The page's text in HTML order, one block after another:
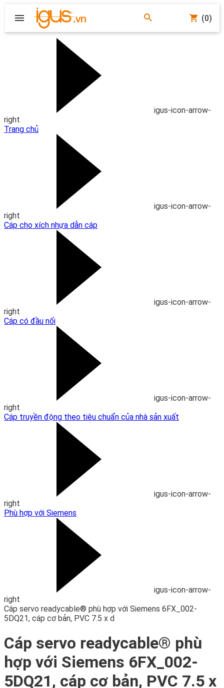
(0)
igus-icon-arrow-
right
Trang chủ
igus-icon-arrow-
right
Cáp cho xích nhựa dẫn cáp
igus-icon-arrow-
right
Cáp có đầu nối
igus-icon-arrow-
right
Cáp truyền động theo tiêu chuẩn của nhà sản xuất
igus-icon-arrow-
right
Phù hợp với Siemens
igus-icon-arrow-
right
Cáp servo readycable® phù hợp với Siemens 6FX_002-
5DQ21, cáp cơ bản, PVC 7.5 x d
Cáp servo readycable® phù
hợp với Siemens 6FX_002-
5DQ21, cáp cơ bản, PVC 7.5 x